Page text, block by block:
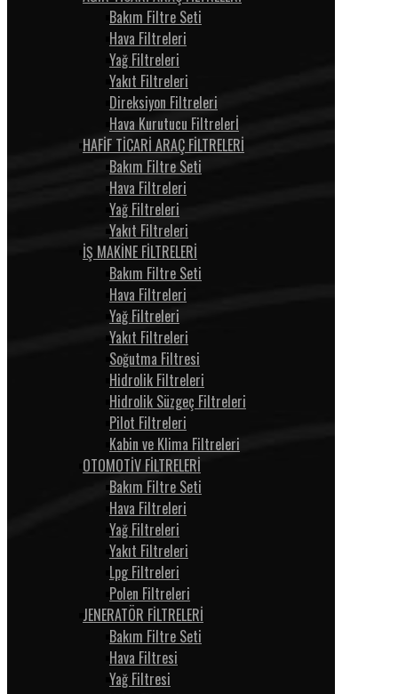
Bakım Filtre Seti
Hava Filtreleri
Yağ Filtreleri
Yakıt Filtreleri
Direksiyon Filtreleri
Hava Kurutucu Filtrelerİ
HAFİF TİCARİ ARAÇ FİLTRELERİ
Bakım Filtre Seti
Hava Filtreleri
Yağ Filtreleri
Yakıt Filtreleri
İŞ MAKİNE FİLTRELERİ
Bakım Filtre Seti
Hava Filtreleri
Yağ Filtreleri
Yakıt Filtreleri
Soğutma Filtresi
Hidrolik Filtreleri
Hidrolik Süzgeç Filtreleri
Pilot Filtreleri
Kabin ve Klima Filtreleri
OTOMOTİV FİLTRELERİ
Bakım Filtre Seti
Hava Filtreleri
Yağ Filtreleri
Yakıt Filtreleri
Lpg Filtreleri
Polen Filtreleri
JENERATÖR FİLTRELERİ
Bakım Filtre Seti
Hava Filtresi
Yağ Filtresi